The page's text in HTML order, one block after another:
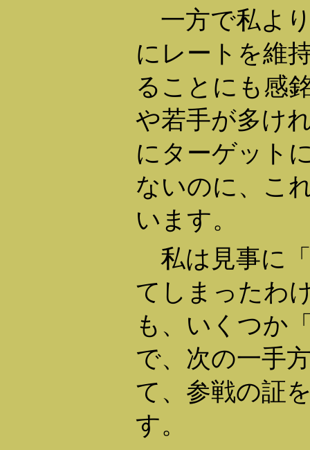
一方で私よ
にレートを維
ることにも感
や若手が多け
にターゲット
ないのに、こ
います。
私は見事に
てしまったわ
も、いくつか
で、次の一手
て、参戦の証
す。